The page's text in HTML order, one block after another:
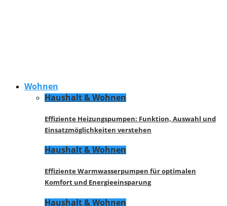
Wohnen
Haushalt & Wohnen
Effiziente Heizungspumpen: Funktion, Auswahl und
Einsatzmöglichkeiten verstehen
Haushalt & Wohnen
Effiziente Warmwasserpumpen für optimalen
Komfort und Energieeinsparung
Haushalt & Wohnen